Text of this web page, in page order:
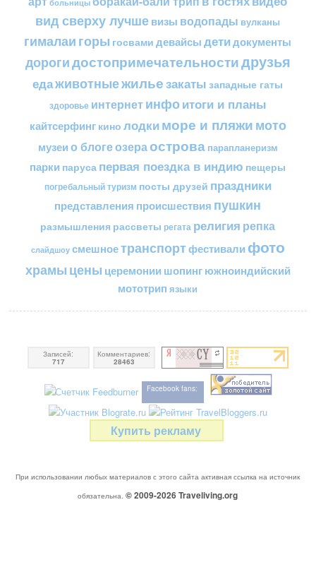
больницы
вид сверху лучшевизы водопады вулканы
гималаи горы госвами девайсы детидокументы
дорогидостопримечательностидрузья
едаживотныежильезакаты западные гаты
здоровье интернетинфоитоги и планы
кайтсерфинг кино лодкиморе и пляжимото
музеи о блогеозераострова парапланеризм
парки паруса первая поездка в индию пещеры
погребальный туризм посты друзей праздники
представления происшествия пушкин
размышления рассветы регата религия репка
слайдшоу смешноетранспортфестивали фото
храмы цены церемонии шопингюжноиндийский
мототрип языки
Записей:
717
Комментариев:
28463
Facebook fans:
Купить рекламу
При использовании любых материалов с этого сайта активная ссылка на источник
обязательна. © 2009-2026Traveliving.org